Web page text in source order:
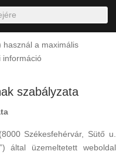
használ a maximális
információ
szabályzata
Székesfehérvár, Sütő u.
által üzemeltetett weboldal